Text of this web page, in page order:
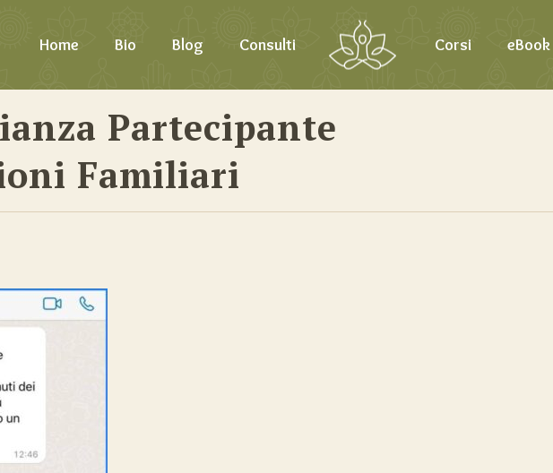
Home Bio Blog Consulti Corsi eBook
Partecipante
Familiari